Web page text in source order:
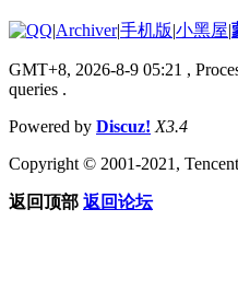
|Archiver|手机版|小黑屋|
GMT+8, 2026-8-9 05:21 ,
queries .
Powered by Discuz! X3.4
Copyright © 2001-2021,
返回顶部 返回论坛